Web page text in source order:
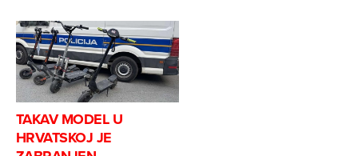
TAKAV MODEL U
HRVATSKOJ JE